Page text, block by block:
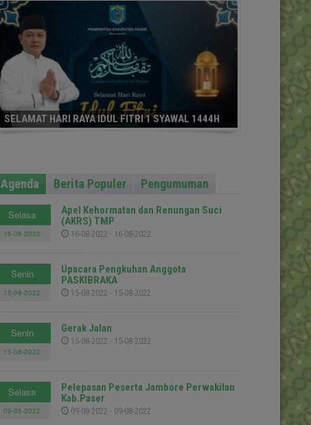
SELAMAT HARI RAYA IDUL FITRI 1 SYAWAL 1444H
Agenda Berita Populer Pengumuman
Selasa
16-08-2022
Apel Kehormatan dan Renungan Suci
(AKRS) TMP
16-08-2022 - 16-08-2022
Senin
15-08-2022
Upacara Pengkuhan Anggota
PASKIBRAKA
15-08-2022 - 15-08-2022
Senin
15-08-2022
Gerak Jalan
15-08-2022 - 15-08-2022
Selasa
09-08-2022
Pelepasan Peserta Jambore Perwakilan
Kab.Paser
09-08-2022 - 09-08-2022